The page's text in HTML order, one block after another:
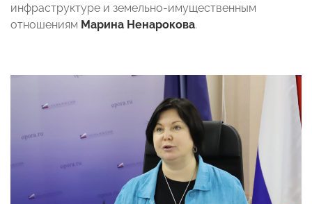
инфраструктуре и земельно-имущественным
отношениям Марина Ненарокова.